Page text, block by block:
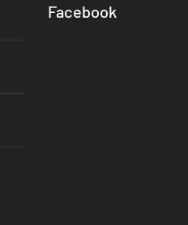
Facebook